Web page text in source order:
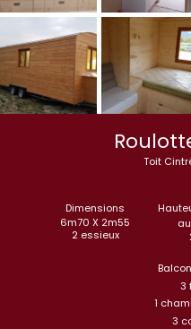
Toit
Dimensions
6m70 X 2m55
2 essieux
3
1
3